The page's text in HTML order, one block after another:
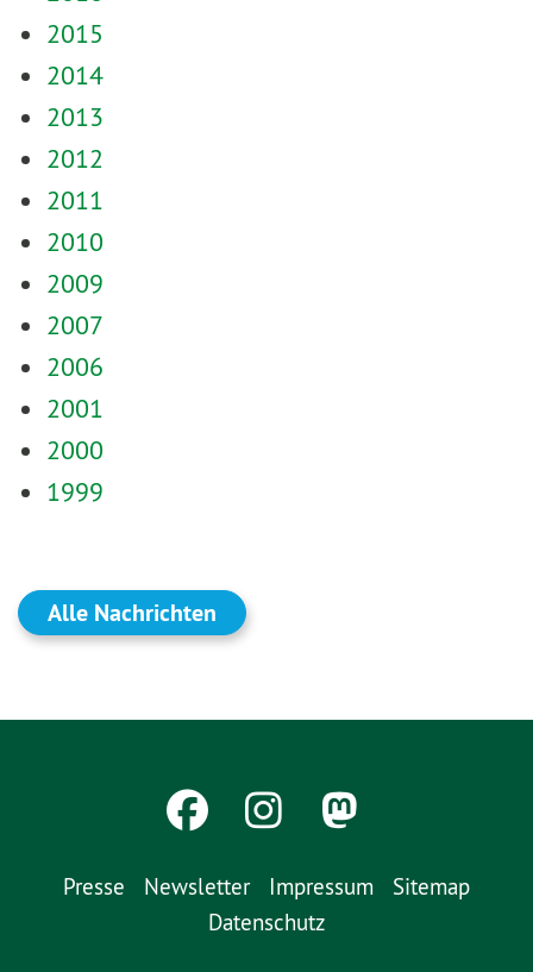
2015
2014
2013
2012
2011
2010
2009
2007
2006
2001
2000
1999
Alle Nachrichten
Presse Newsletter Impressum
Sitemap
Datenschutz